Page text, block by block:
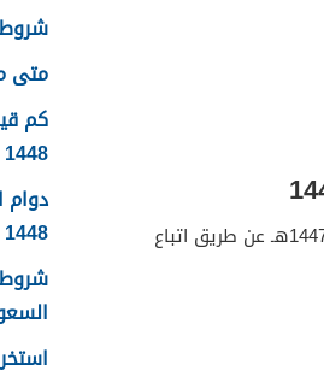
يقوم طلبة جامعة الطائف بطباعة وثيقة التخرج الإلكترونية لعام 1447هـ عن طريق اتباع
شروط
متى
1448
1448